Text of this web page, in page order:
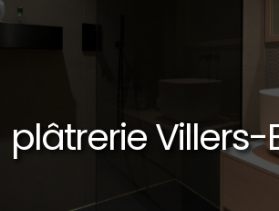
Panneau de gestion des cookies
plâtrerie